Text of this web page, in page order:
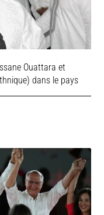
Ouattara et
dans le pays